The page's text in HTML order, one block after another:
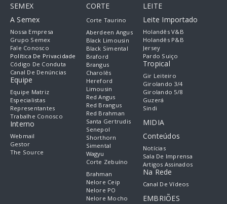
SEMEX
A Semex
Nossa Empresa
Grupo Semex
Fale Conosco
Política De Privacidade
Código De Conduta
Canal De Denúncias
Equipe
Equipe Matriz
Especialistas
Representantes
Trabalhe Conosco
Interno
Webmail
Gestor
The Source
CORTE
Corte Taurino
Aberdeen Angus
Black Limousin
Black Simental
Braford
Brangus
Charolês
Hereford
Limousin
Red Angus
Red Brangus
Red Brahman
Santa Gertrudis
Senepol
Shorthorn
Simental
Wagyu
Corte Zebuíno
Brahman
Nelore Ceip
Nelore PO
Nelore Mocho
LEITE
Leite Importado
Holandês V&B
Holandês P&B
Jersey
Pardo Suiço
Tropical
Gir Leiteiro
Girolando 3/4
Girolando 5/8
Guzerá
Sindi
MIDIA
Conteúdos
Notícias
Sala De Imprensa
Artigos Assinados
Na Rede
Canal De Vídeos
EMBRIÕES